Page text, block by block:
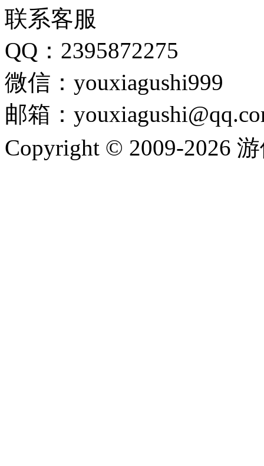
联系客服
QQ：2395872275
微信：youxiagushi999
邮箱：
Copyright © 2009-2026